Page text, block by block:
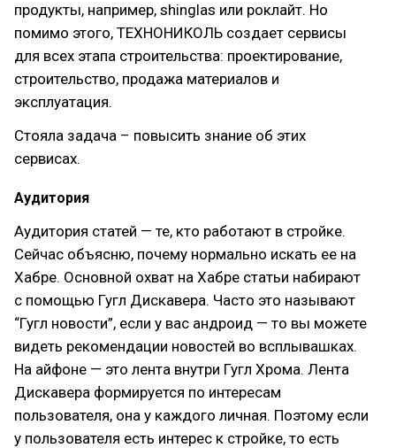
продукты, например, shinglas или роклайт. Но
помимо этого, ТЕХНОНИКОЛЬ создает сервисы
для всех этапа строительства: проектирование,
строительство, продажа материалов и
эксплуатация.
Стояла задача – повысить знание об этих
сервисах.
Аудитория
Аудитория статей — те, кто работают в стройке.
Сейчас объясню, почему нормально искать ее на
Хабре. Основной охват на Хабре статьи набирают
с помощью Гугл Дискавера. Часто это называют
“Гугл новости”, если у вас андроид — то вы можете
видеть рекомендации новостей во всплывашках.
На айфоне — это лента внутри Гугл Хрома. Лента
Дискавера формируется по интересам
пользователя, она у каждого личная. Поэтому если
у пользователя есть интерес к стройке, то есть